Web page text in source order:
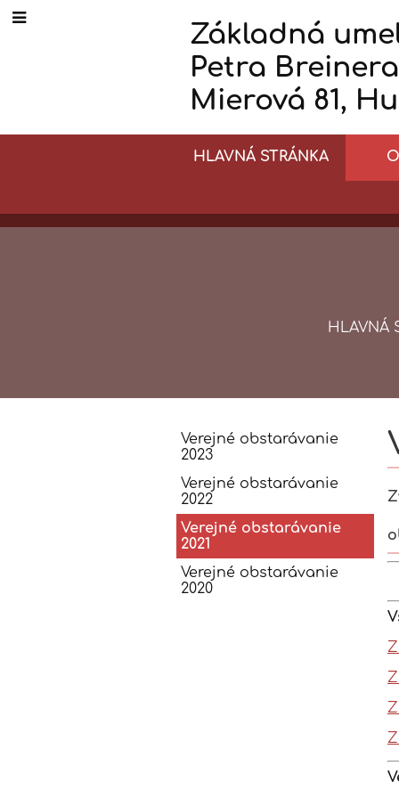
Základná
Petra Breinera
Mierová 81,
HLAVNÁ STRÁNKA
HLAVNÁ
Verejné
Verejné obstarávanie
2023
Verejné obstarávanie
2022
Verejné obstarávanie
2021
Verejné obstarávanie
2020